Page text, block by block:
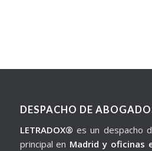
DESPACHO DE
LETRADOX® es un despacho
principal en Madrid y oficinas